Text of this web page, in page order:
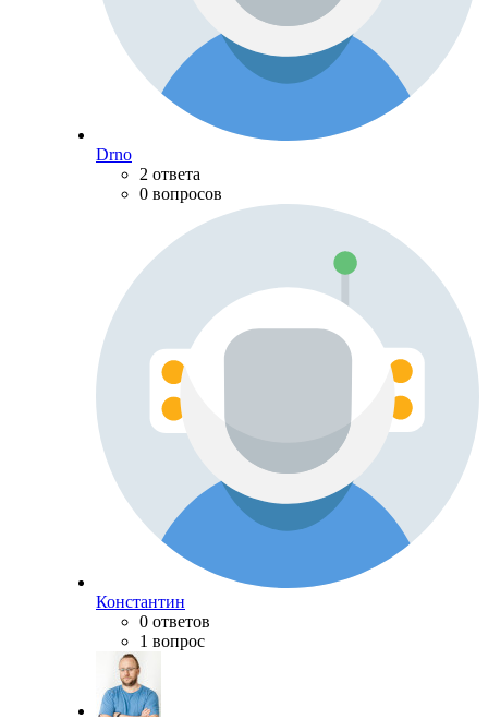
Drno
2 ответа
0 вопросов
Константин
0 ответов
1 вопрос